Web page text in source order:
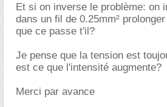
Et si on inverse le problème: on
dans un fil de 0.25mm²
que ce passe t'il?
Je pense que la tension est
est ce que l'intensité augmente?
Merci par avance